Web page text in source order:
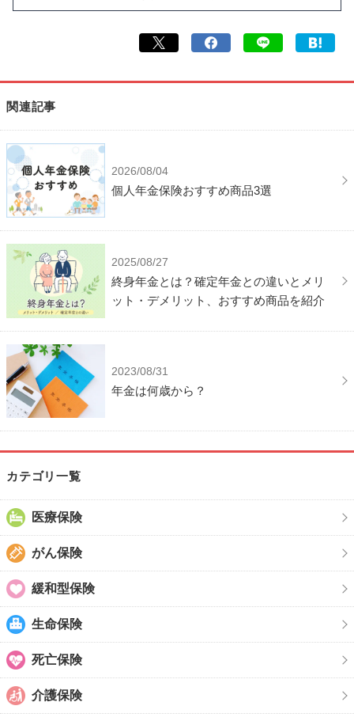
関連記事
2026/08/04
個人年金保険おすすめ商品3選
2025/08/27
終身年金とは？確定年金との違いとメリ
ット・デメリット、おすすめ商品を紹介
2023/08/31
年金は何歳から？
カテゴリ一覧
医療保険
がん保険
緩和型保険
生命保険
死亡保険
介護保険